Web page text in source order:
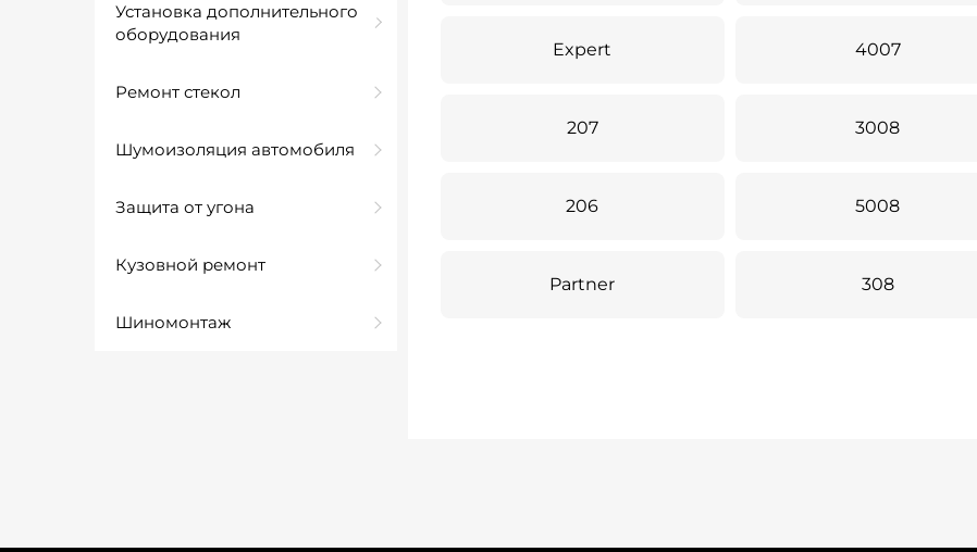
Установка дополнительного
оборудования
Ремонт стекол
Шумоизоляция автомобиля
Защита от угона
Кузовной ремонт
Шиномонтаж
Expert 4007
207 3008
206 5008
Partner 308